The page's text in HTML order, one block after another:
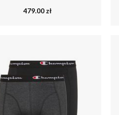
479.00 zł